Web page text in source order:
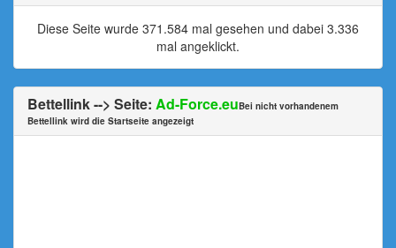
Diese Seite wurde 371.584 mal gesehen und dabei 3.336
mal angeklickt.
Bettellink --> Seite: Ad-Force.euBei nicht vorhandenem
Bettellink wird die Startseite angezeigt